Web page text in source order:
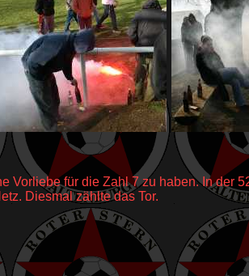
Vorliebe für die Zahl 7 zu haben. In der
Diesmal zählte das Tor.